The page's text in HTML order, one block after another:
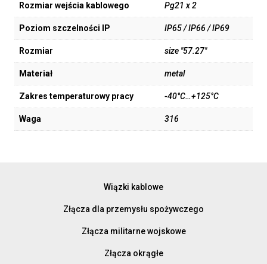
Rozmiar wejścia kablowego Pg21 x 2
Poziom szczelności IP IP65 / IP66 / IP69
Rozmiar size "57.27"
Materiał metal
Zakres temperaturowy pracy -40°C…+125°C
Waga 316
Wiązki kablowe
Złącza dla przemysłu spożywczego
Złącza militarne wojskowe
Złącza okrągłe